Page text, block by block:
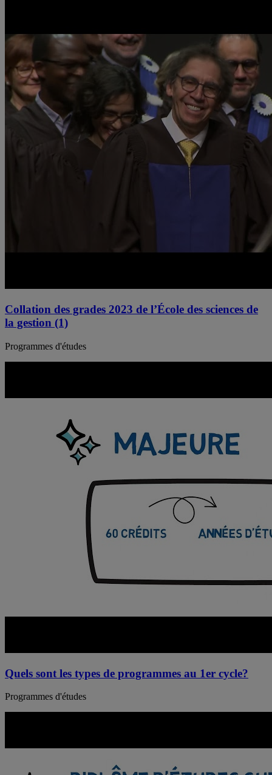
Collation des grades 2023 de l’École des sciences de
la gestion (1)
Programmes d'études
Quels sont les types de programmes au 1er cycle?
Programmes d'études